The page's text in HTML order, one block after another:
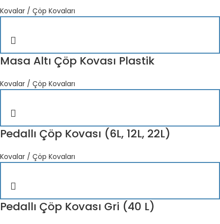
Kovalar / Çöp Kovaları
Masa Altı Çöp Kovası Plastik
Kovalar / Çöp Kovaları
Pedallı Çöp Kovası (6L, 12L, 22L)
Kovalar / Çöp Kovaları
Pedallı Çöp Kovası Gri (40 L)